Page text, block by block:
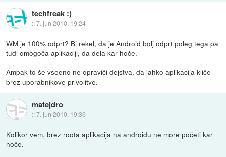
techfreak :)
::7. jun 2010, 19:24
WM je 100% odprt? Bi rekel, da je Android bolj odprt poleg tega pa
tudi omogoča aplikaciji, da dela kar hoče.
Ampak to še vseeno ne opraviči dejstva, da lahko aplikacija kliče
brez uporabnikove privolitve.
matejdro
::7. jun 2010, 19:36
Kolikor vem, brez roota aplikacija na androidu ne more početi kar
hoče.